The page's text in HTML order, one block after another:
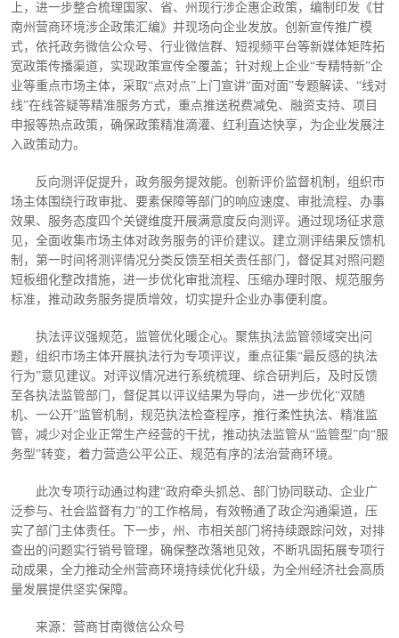
上，进一步整合梳理国家、省、州现行涉企惠企政策，编制印发《甘
南州营商环境涉企政策汇编》并现场向企业发放。创新宣传推广模
式，依托政务微信公众号、行业微信群、短视频平台等新媒体矩阵拓
宽政策传播渠道，实现政策宣传全覆盖；针对规上企业“专精特新”企
业等重点市场主体，采取“点对点”上门宣讲“面对面”专题解读、“线对
线”在线答疑等精准服务方式，重点推送税费减免、融资支持、项目
申报等热点政策，确保政策精准滴灌、红利直达快享，为企业发展注
入政策动力。
反向测评促提升，政务服务提效能。创新评价监督机制，组织市
场主体围绕行政审批、要素保障等部门的响应速度、审批流程、办事
效果、服务态度四个关键维度开展满意度反向测评。通过现场征求意
见，全面收集市场主体对政务服务的评价建议。建立测评结果反馈机
制，第一时间将测评情况分类反馈至相关责任部门，督促其对照问题
短板细化整改措施，进一步优化审批流程、压缩办理时限、规范服务
标准，推动政务服务提质增效，切实提升企业办事便利度。
执法评议强规范，监管优化暖企心。聚焦执法监管领域突出问
题，组织市场主体开展执法行为专项评议，重点征集“最反感的执法
行为”意见建议。对评议情况进行系统梳理、综合研判后，及时反馈
至各执法监管部门，督促其以评议结果为导向，进一步优化“双随
机、一公开”监管机制，规范执法检查程序，推行柔性执法、精准监
管，减少对企业正常生产经营的干扰，推动执法监管从“监管型”向“服
务型”转变，着力营造公平公正、规范有序的法治营商环境。
此次专项行动通过构建“政府牵头抓总、部门协同联动、企业广
泛参与、社会监督有力”的工作格局，有效畅通了政企沟通渠道，压
实了部门主体责任。下一步，州、市相关部门将持续跟踪问效，对排
查出的问题实行销号管理，确保整改落地见效，不断巩固拓展专项行
动成果，全力推动全州营商环境持续优化升级，为全州经济社会高质
量发展提供坚实保障。
来源：营商甘南微信公众号